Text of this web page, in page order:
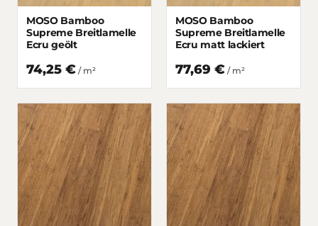
MOSO Bamboo
Supreme Breitlamelle
Ecru geölt
74,25 € / m²
MOSO Bamboo
Supreme Breitlamelle
Ecru matt lackiert
77,69 € / m²